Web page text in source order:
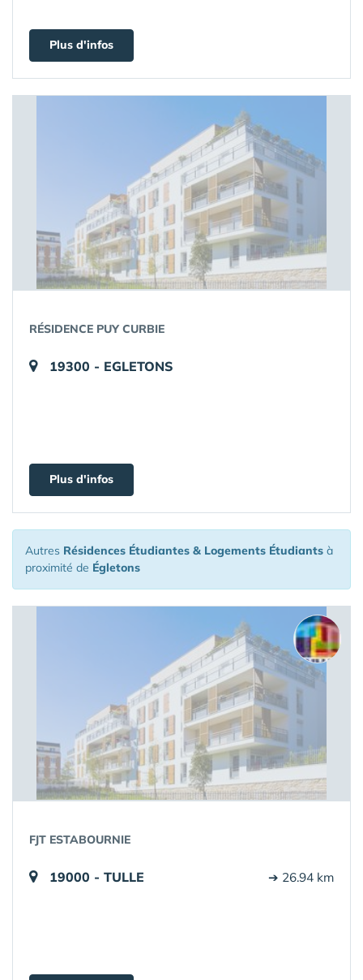
Plus d'infos
RÉSIDENCE PUY CURBIE
19300 - EGLETONS
Plus d'infos
Autres Résidences Étudiantes & Logements Étudiants à
proximité de Égletons
FJT ESTABOURNIE
19000 - TULLE ➔ 26.94 km